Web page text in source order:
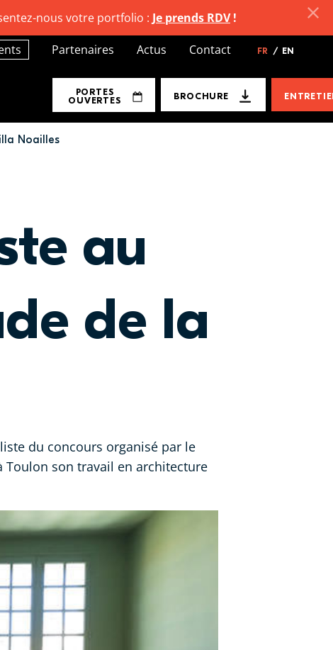
Noailles
au
de la
du concours organisé par le
Toulon son travail en architecture
Partenaires Actus Contact FR / EN
PORTES
OUVERTES
BROCHURE
nous votre portfolio : Je prends RDV!